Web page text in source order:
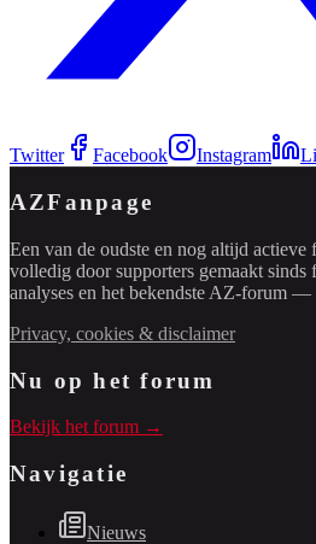
Twitter Facebook Instagram
AZFanpage
Een van de oudste en nog altijd actieve
volledig door supporters gemaakt
analyses en het bekendste AZ-forum —
Privacy, cookies & disclaimer
Nu op het forum
Bekijk het forum →
Navigatie
Nieuws